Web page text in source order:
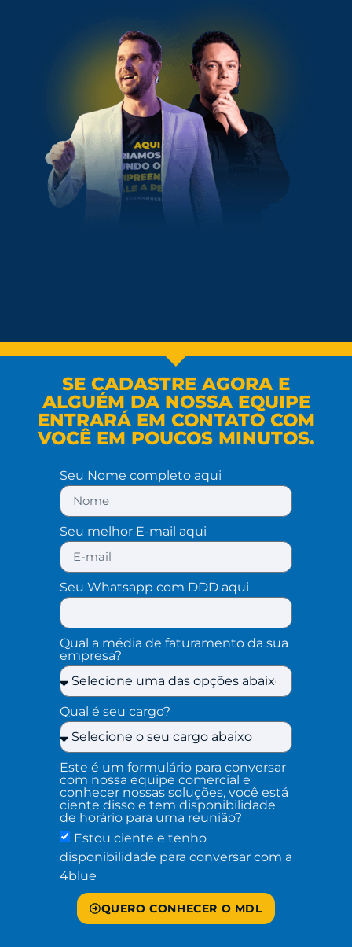
SE CADASTRE AGORA E
ALGUÉM DA NOSSA EQUIPE
ENTRARÁ EM CONTATO COM
VOCÊ EM POUCOS MINUTOS.
Seu Nome completo aqui
Seu melhor E-mail aqui
Seu Whatsapp com DDD aqui
Qual a média de faturamento da sua
empresa?
Qual é seu cargo?
Este é um formulário para conversar
com nossa equipe comercial e
conhecer nossas soluções, você está
ciente disso e tem disponibilidade
de horário para uma reunião?
Estou ciente e tenho
disponibilidade para conversar com a
4blue
QUERO CONHECER O MDL